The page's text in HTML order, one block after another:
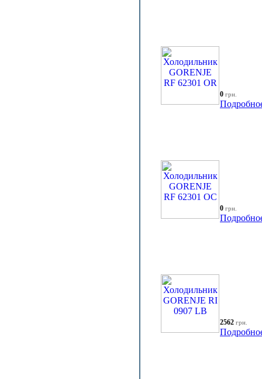
0 грн.
0 грн.
2562 грн.